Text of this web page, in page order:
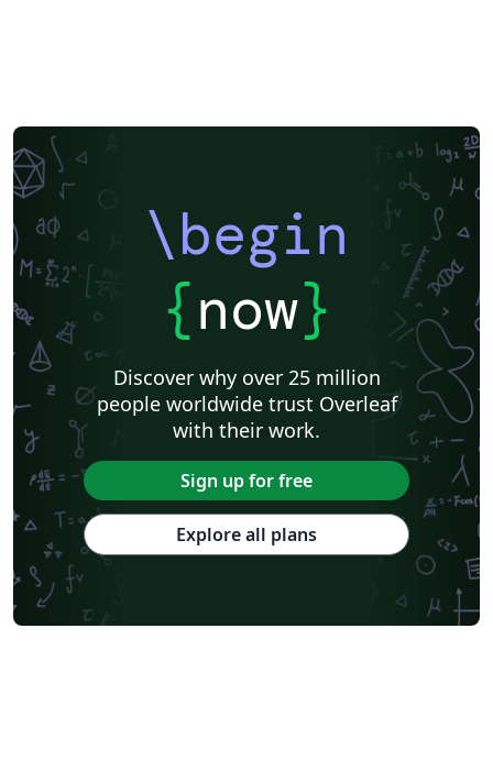
\begin
{now}
Discover why over 25 million
people worldwide trust Overleaf
with their work.
Sign up for free
Explore all plans